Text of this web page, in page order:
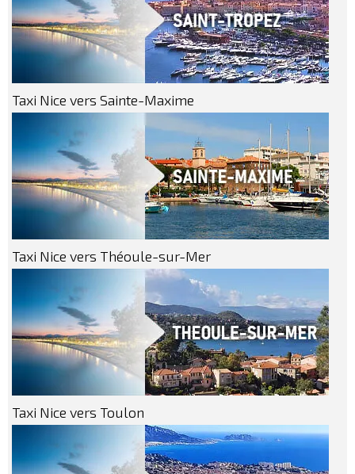
Taxi Nice vers Sainte-Maxime
Taxi Nice vers Théoule-sur-Mer
Taxi Nice vers Toulon